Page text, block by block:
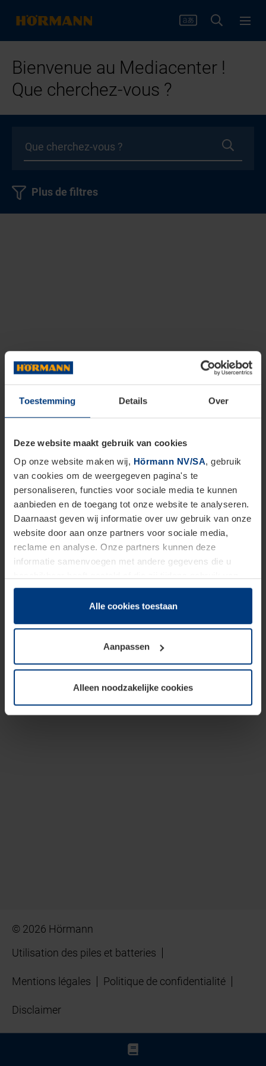
Toestemming Details Over
Deze website maakt gebruik van cookies
Op onze website maken wij, Hörmann NV/SA, gebruik
van cookies om de weergegeven pagina's te
personaliseren, functies voor sociale media te kunnen
aanbieden en de toegang tot onze website te analyseren.
Daarnaast geven wij informatie over uw gebruik van onze
website door aan onze partners voor sociale media,
reclame en analyse. Onze partners kunnen deze
informatie samenvoegen met andere gegevens die u
hun diensten hebben verzameld.
Juridisch hebben wij het recht om cookies op uw
van deze pagina's absoluut vereist is. Voor alle andere
soorten cookies is uw toestemming benodigd. Uw
toestemming kunt u op elk moment bij de uitleg van de
wijzigen of herroepen.
Alle cookies toestaan
Aanpassen
Alleen noodzakelijke cookies
Bienvenue au Mediacenter !
Que cherchez-vous ?
Plus de filtres
© 2026 Hörmann
Utilisation des piles et batteries
Mentions légales Politique de confidentialité
Disclaimer